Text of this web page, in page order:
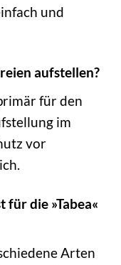
und
aufstellen?
für den
im
vor
für die »Tabea«
Arten